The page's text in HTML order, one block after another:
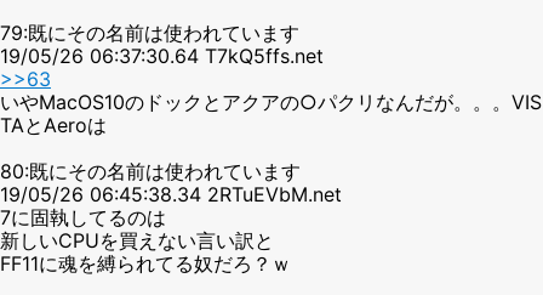
79:既にその名前は使われています
19/05/26 06:37:30.64 T7kQ5ffs.net
>>63
いやMacOS10のドックとアクアの○パクリなんだが。。。VIS
TAとAeroは
80:既にその名前は使われています
19/05/26 06:45:38.34 2RTuEVbM.net
7に固執してるのは
新しいCPUを買えない言い訳と
FF11に魂を縛られてる奴だろ？ｗ